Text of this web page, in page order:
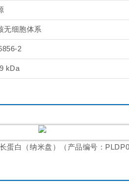
无细胞体系
2
kDa
蛋白（纳米盘）（产品编号：